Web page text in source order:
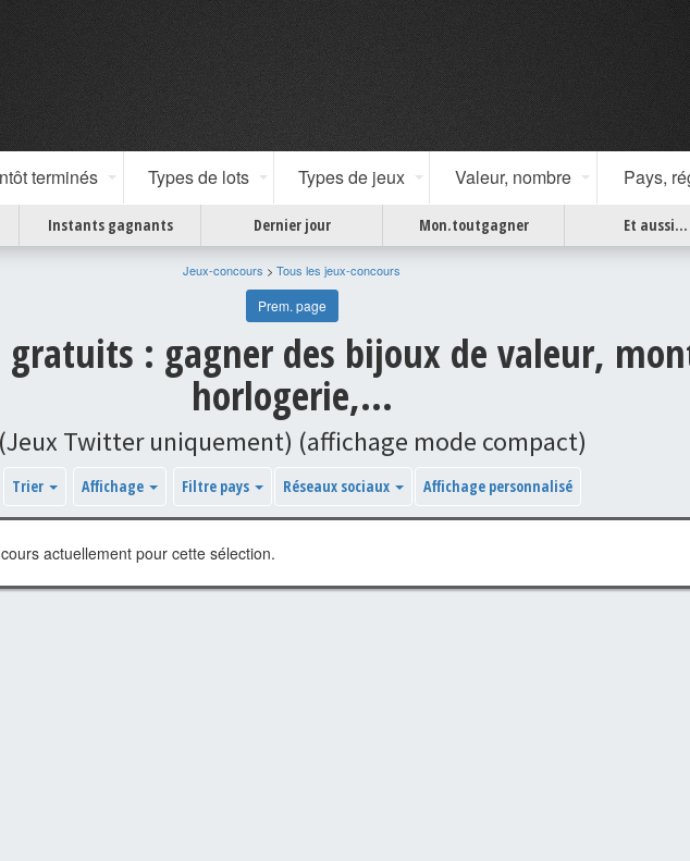
terminés Types de lots Types de jeux Valeur, nombre Pays,
Instants gagnants Dernier jour Mon.toutgagner Et aussi...
Jeux-concours > Tous les jeux-concours
Prem. page
gratuits : gagner des bijoux de valeur,
horlogerie,...
(Jeux Twitter uniquement) (affichage mode compact)
Trier Affichage Filtre pays Réseaux sociaux Affichage personnalisé
actuellement pour cette sélection.